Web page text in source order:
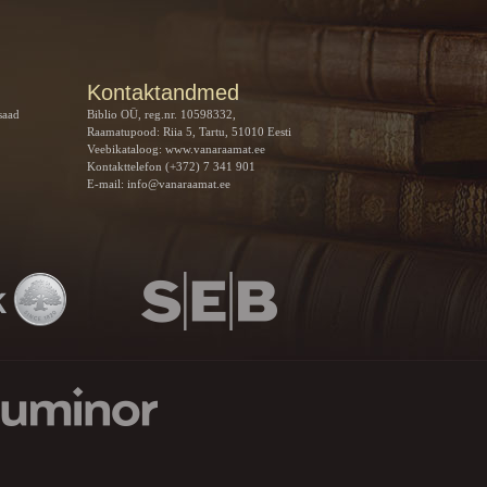
Kontaktandmed
Biblio OÜ, reg.nr. 10598332,
Raamatupood: Riia 5, Tartu, 51010 Eesti
Veebikataloog: www.vanaraamat.ee
Kontakttelefon (+372) 7 341 901
E-mail: info@vanaraamat.ee